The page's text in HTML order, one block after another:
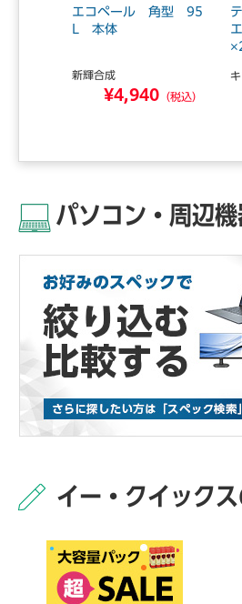
エコペール 角型 95
L 本体
新輝合成
¥4,940 （税込）
パソコン・周辺
イー・クイック